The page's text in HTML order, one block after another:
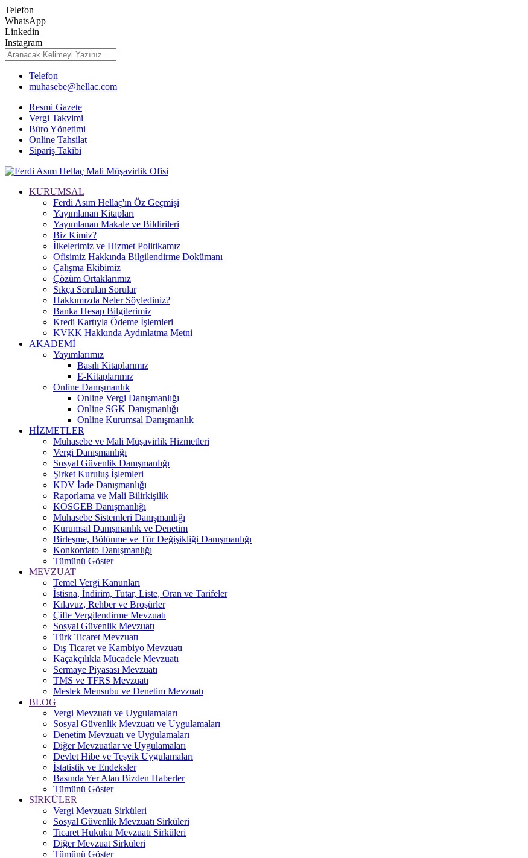
Telefon
WhatsApp
Linkedin
Instagram
Telefon
muhasebe@hellac.com
Resmi Gazete
Vergi Takvimi
Büro Yönetimi
Online Tahsilat
Sipariş Takibi
KURUMSAL
Ferdi Asım Hellaç'ın Öz Geçmişi
Yayımlanan Kitapları
Yayımlanan Makale ve Bildirileri
Biz Kimiz?
İlkelerimiz ve Hizmet Politikamız
Ofisimiz Hakkında Bilgilendirme Dokümanı
Çalışma Ekibimiz
Çözüm Ortaklarımız
Sıkça Sorulan Sorular
Hakkımızda Neler Söylediniz?
Banka Hesap Bilgilerimiz
Kredi Kartıyla Ödeme İşlemleri
KVKK Hakkında Aydınlatma Metni
AKADEMİ
Yayımlarımız
Basılı Kitaplarımız
E-Kitaplarımız
Online Danışmanlık
Online Vergi Danışmanlığı
Online SGK Danışmanlığı
Online Kurumsal Danışmanlık
HİZMETLER
Muhasebe ve Mali Müşavirlik Hizmetleri
Vergi Danışmanlığı
Sosyal Güvenlik Danışmanlığı
Şirket Kuruluş İşlemleri
KDV İade Danışmanlığı
Raporlama ve Mali Bilirkişilik
KOSGEB Danışmanlığı
Muhasebe Sistemleri Danışmanlığı
Kurumsal Danışmanlık ve Denetim
Birleşme, Bölünme ve Tür Değişikliği Danışmanlığı
Konkordato Danışmanlığı
Tümünü Göster
MEVZUAT
Temel Vergi Kanunları
İstisna, İndirim, Tutar, Liste, Oran ve Tarifeler
Kılavuz, Rehber ve Broşürler
Çifte Vergilendirme Mevzuatı
Sosyal Güvenlik Mevzuatı
Türk Ticaret Mevzuatı
Dış Ticaret ve Kambiyo Mevzuatı
Kaçakçılıkla Mücadele Mevzuatı
Sermaye Piyasası Mevzuatı
TMS ve TFRS Mevzuatı
Meslek Mensubu ve Denetim Mevzuatı
BLOG
Vergi Mevzuatı ve Uygulamaları
Sosyal Güvenlik Mevzuatı ve Uygulamaları
Denetim Mevzuatı ve Uygulamaları
Diğer Mevzuatlar ve Uygulamaları
Devlet Hibe ve Teşvik Uygulamaları
İstatistik ve Endeksler
Basında Yer Alan Bizden Haberler
Tümünü Göster
SİRKÜLER
Vergi Mevzuatı Sirküleri
Sosyal Güvenlik Mevzuatı Sirküleri
Ticaret Hukuku Mevzuatı Sirküleri
Diğer Mevzuat Sirküleri
Tümünü Göster